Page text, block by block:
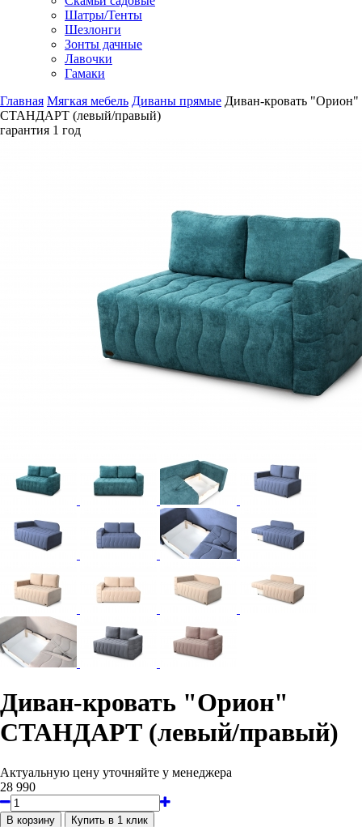
Шатры/Тенты
Шезлонги
Зонты дачные
Лавочки
Гамаки
Главная Мягкая мебель Диваны прямые Диван-кровать "Орион"
СТАНДАРТ (левый/правый)
гарантия 1 год
Диван-кровать "Орион"
СТАНДАРТ (левый/правый)
Актуальную цену уточняйте у менеджера
28 990